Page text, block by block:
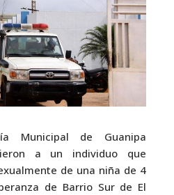
Municipal de Guanipa
a un individuo que
de una niña de 4
de Barrio Sur de El